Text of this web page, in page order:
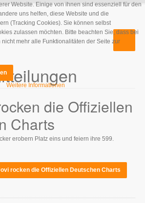
die Offiziellen
Charts
erobern Platz eins und feiern ihre 599.
rocken die Offiziellen Deutschen Charts
Website. Einige von ihnen sind essenziell für den
uns helfen, diese Website und die
(Tracking Cookies). Sie können selbst
zulassen möchten. Bitte beachten Sie, dass bei
mehr alle Funktionalitäten der Seite zur
Weitere Informationen